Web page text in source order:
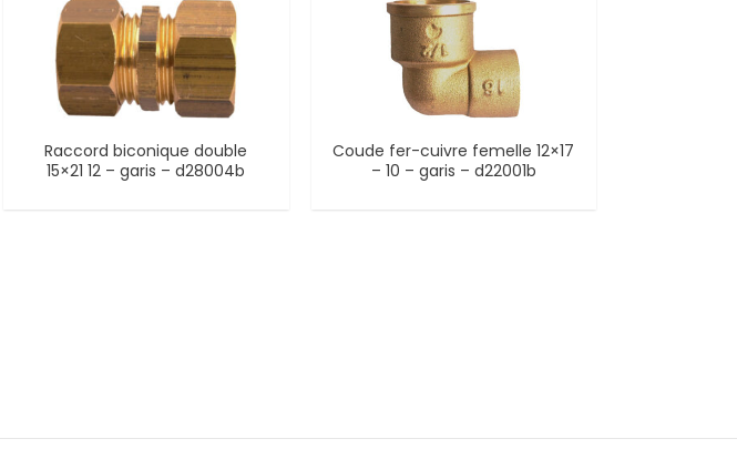
Raccord biconique double
15×21 12 – garis – d28004b
Coude fer-cuivre femelle 12×17
– 10 – garis – d22001b